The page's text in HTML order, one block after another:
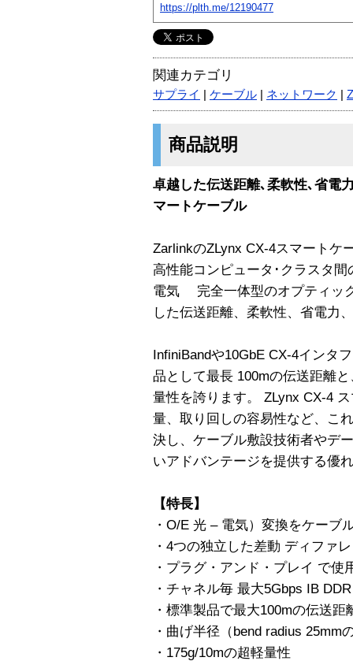
https://plth.me/12190477
関連カテゴリ
サプライ ケーブル ネットワーク
商品説明
卓越した伝送距離､柔軟性､省電
マートケーブル
ZarlinkのZLynx CX-4スマートケ
高性能コンピュータ･クラスタ
電気 完全一体型のオプティッ
した伝送距離、柔軟性、省電力
InfiniBandや10GbE CX-4インタ
品として最長 100mの伝送距離
量性を誇ります。 ZLynx CX-4
量、取り回しの容易性など、こ
決し、ケーブル敷設技術者やデ
いアドバンテージを提供する優
【特長】
・O/E 光 – 電気）変換をケーブ
・4つの独立した差動 ディファ
・プラグ・アンド・プレイ で使
・チャネル毎 最大5Gbps IB
・標準製品で最大100mの伝送距
・曲げ半径（bend radius 25mm
・175g/10mの超軽量性